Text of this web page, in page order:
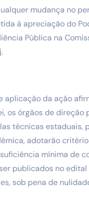
mudança no
à apreciação do
Pública na
aplicação da ação
os órgãos de direção
técnicas estaduais,
adotarão
mínima de
publicados no
sob pena de